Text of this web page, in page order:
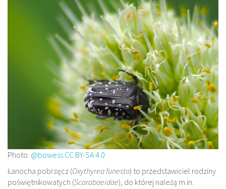
Photo: @bowess CC BY-SA 4.0
Łanocha pobrzęcz (Oxythyrea funesta) to przedstawiciel rodziny
poświętnikowatych (Scarabaeidae), do której należą m.in.